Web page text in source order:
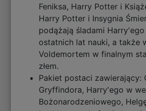
Feniksa, Harry Potter i
Harry Potter i Insygnia
podążają śladami
ostatnich lat nauki, a także
Voldemortem w finalnym
złem.
Pakiet postaci zawierający:
Gryffindora, Harry'ego w
Bożonarodzeniowego,